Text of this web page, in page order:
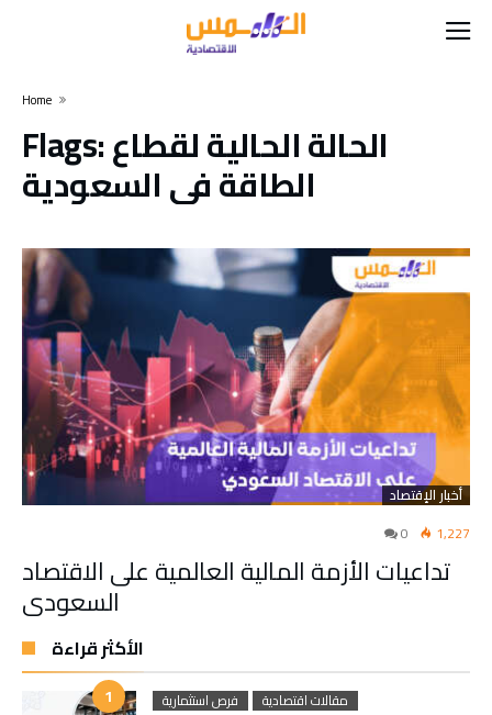
Home
Flags:الحالة الحالية لقطاع
الطاقة في السعودية
أخبار الإقتصاد
0
1,227
تداعيات الأزمة المالية العالمية على الاقتصاد
السعودي
الأكثر قراءة
فرص استثمارية مقالات اقتصادية